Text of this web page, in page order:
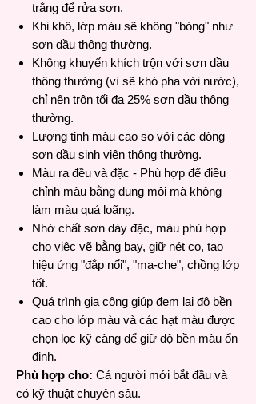
trắng để rửa sơn.
Khi khô, lớp màu sẽ không "bóng" như
sơn dầu thông thường.
Không khuyến khích trộn với sơn dầu
thông thường (vì sẽ khó pha với nước),
chỉ nên trộn tối đa 25% sơn dầu thông
thường.
Lượng tinh màu cao so với các dòng
sơn dầu sinh viên thông thường.
Màu ra đều và đặc - Phù hợp để điều
chỉnh màu bằng dung môi mà không
làm màu quá loãng.
Nhờ chất sơn dày đặc, màu phù hợp
cho việc vẽ bằng bay, giữ nét cọ, tạo
hiệu ứng "đắp nổi", "ma-che", chồng lớp
tốt.
Quá trình gia công giúp đem lại độ bền
cao cho lớp màu và các hạt màu được
chọn lọc kỹ càng để giữ độ bền màu ổn
định.
Phù hợp cho: Cả người mới bắt đầu và
có kỹ thuật chuyên sâu.